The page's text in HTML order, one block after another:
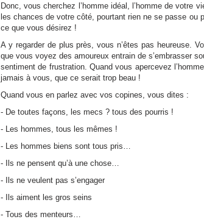
Donc, vous cherchez l’homme idéal, l’homme de votre
les chances de votre côté, pourtant rien ne se passe ou
ce que vous désirez !
A y regarder de plus près, vous n’êtes pas heureuse.
que vous voyez des amoureux entrain de s’embrasser
sentiment de frustration. Quand vous apercevez
jamais à vous, que ce serait trop beau !
Quand vous en parlez avec vos copines, vous dites :
- De toutes façons, les mecs ? tous des pourris !
- Les hommes, tous les mêmes !
- Les hommes biens sont tous pris…
- Ils ne pensent qu’à une chose…
- Ils ne veulent pas s’engager
- Ils aiment les gros seins
- Tous des menteurs…